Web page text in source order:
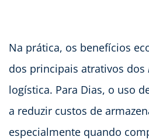
Na prática, os benefícios
dos principais atrativos dos
logística. Para Dias, o uso
a reduzir custos de
especialmente quando